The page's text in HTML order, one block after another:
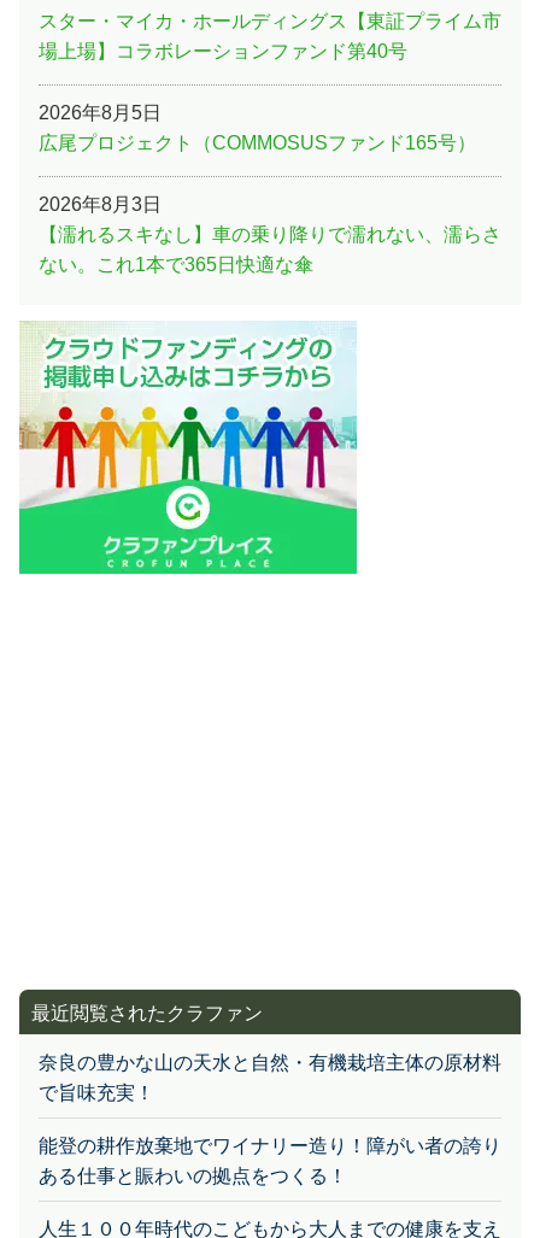
スター・マイカ・ホールディングス【東証プライム市
場上場】コラボレーションファンド第40号
2026年8月5日
広尾プロジェクト（COMMOSUSファンド165号）
2026年8月3日
【濡れるスキなし】車の乗り降りで濡れない、濡らさ
ない。これ1本で365日快適な傘
奈良の豊かな山の天水と自然・有機栽培主体の原材料
で旨味充実！
能登の耕作放棄地でワイナリー造り！障がい者の誇り
ある仕事と賑わいの拠点をつくる！
人生１００年時代のこどもから大人までの健康を支え
たい！